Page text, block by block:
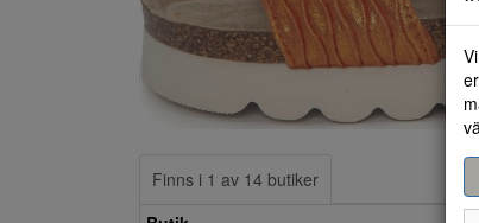
Finns i 1 av 14 butiker